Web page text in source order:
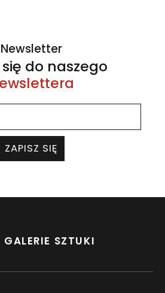
Newsletter
się do naszego
ZAPISZ SIĘ
SZTUKI